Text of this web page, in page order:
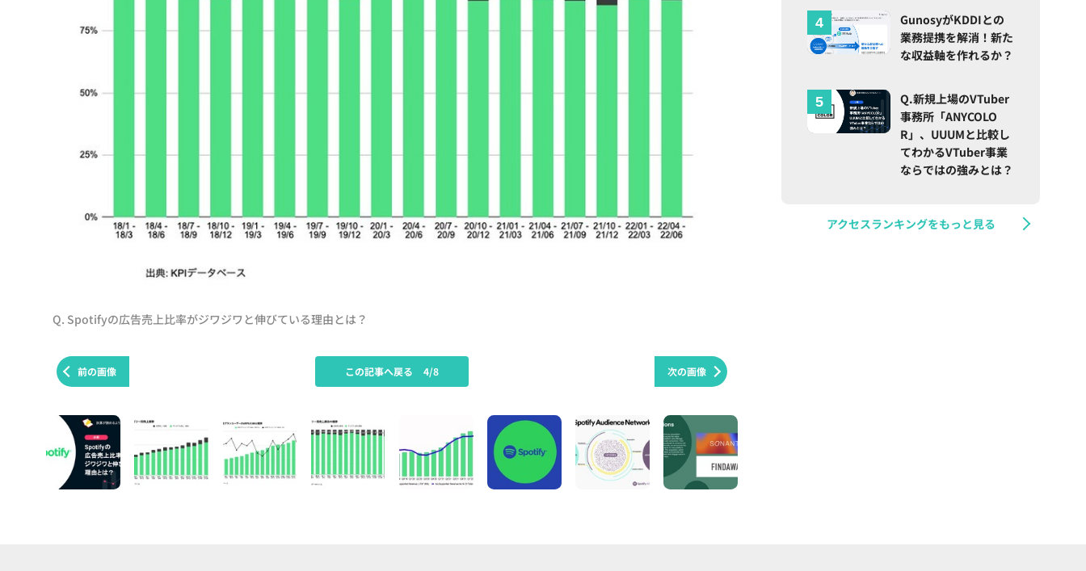
Q. Spotifyの広告売上比率がジワジワと伸びている理由とは？
前の画像 次の画像
この記事へ戻る 4/8
GunosyがKDDIとの
業務提携を解消！新た
な収益軸を作れるか？
Q.新規上場のVTuber
事務所「ANYCOLO
R」、UUUMと比較し
てわかるVTuber事業
ならではの強みとは？
アクセスランキングをもっと見る